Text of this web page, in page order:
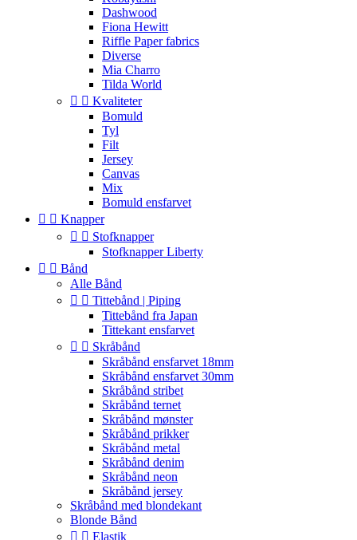
Dashwood
Fiona Hewitt
Riffle Paper fabrics
Diverse
Mia Charro
Tilda World
  Kvaliteter
Bomuld
Tyl
Filt
Jersey
Canvas
Mix
Bomuld ensfarvet
  Knapper
  Stofknapper
Stofknapper Liberty
  Bånd
Alle Bånd
  Tittebånd | Piping
Tittebånd fra Japan
Tittekant ensfarvet
  Skråbånd
Skråbånd ensfarvet 18mm
Skråbånd ensfarvet 30mm
Skråbånd stribet
Skråbånd ternet
Skråbånd mønster
Skråbånd prikker
Skråbånd metal
Skråbånd denim
Skråbånd neon
Skråbånd jersey
Skråbånd med blondekant
Blonde Bånd
  Elastik